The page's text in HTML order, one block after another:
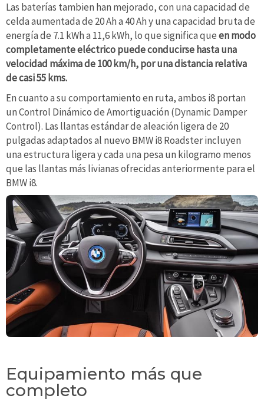
Las baterías tambien han mejorado, con una capacidad de
celda aumentada de 20 Ah a 40 Ah y una capacidad bruta de
energía de 7.1 kWh a 11,6 kWh, lo que significa queen modo
completamente eléctrico puede conducirse hasta una
velocidad máxima de 100 km/h, por una distancia relativa
de casi 55 kms.
En cuanto a su comportamiento en ruta, ambos i8 portan
un Control Dinámico de Amortiguación (Dynamic Damper
Control). Las llantas estándar de aleación ligera de 20
pulgadas adaptados al nuevo BMW i8 Roadster incluyen
una estructura ligera y cada una pesa un kilogramo menos
que las llantas más livianas ofrecidas anteriormente para el
BMW i8.
Equipamiento más que
completo